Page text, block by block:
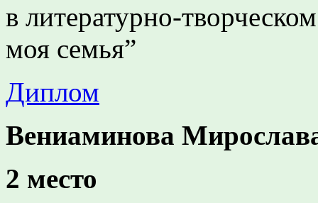
в литературно-
моя семья”
Диплом
Вениаминова
2 место